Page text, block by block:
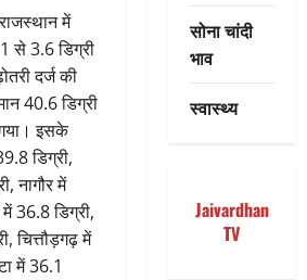
में
से 3.6 डिग्री
दर्ज की
40.6 डिग्री
इसके
डिग्री,
नागौर में
में 36.8 डिग्री,
चित्तौड़गढ़ में
में 36.1
सोना चांदी
भाव
स्वास्थ्य
Jaivardhan
TV